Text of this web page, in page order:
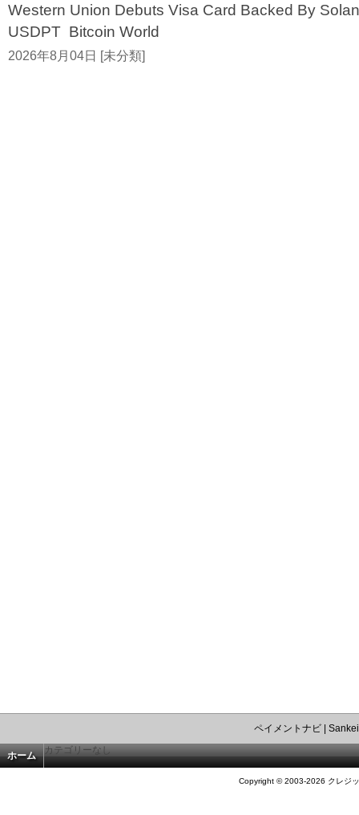
Western Union Debuts Visa Card Backed By
USDPT Bitcoin World
2026年8月04日 [未分類]
ペイメントナビ|
ホーム カテゴリーなし
Copyright © 2003-2026 クレジ